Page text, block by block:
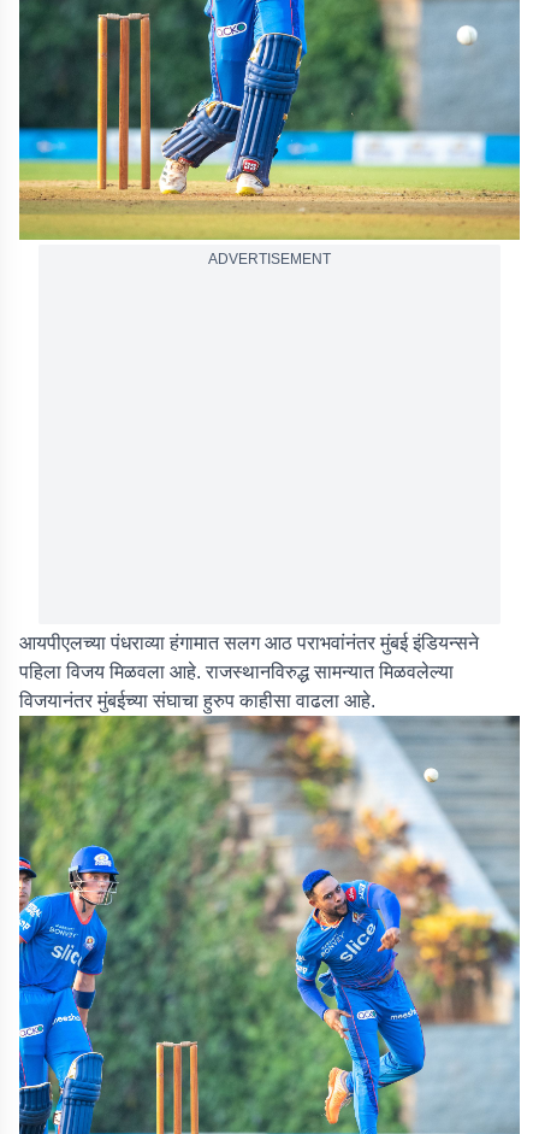
ADVERTISEMENT
आयपीएलच्या पंधराव्या हंगामात सलग आठ पराभवांनंतर मुंबई इंडियन्सने
पहिला विजय मिळवला आहे. राजस्थानविरुद्ध सामन्यात मिळवलेल्या
विजयानंतर मुंबईच्या संघाचा हुरुप काहीसा वाढला आहे.